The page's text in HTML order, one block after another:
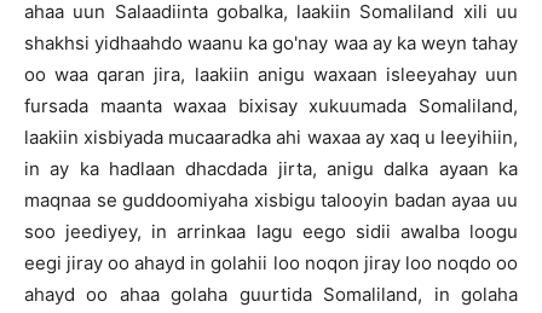
ahaa uun Salaadiinta gobalka, laakiin Somaliland xili uu
shakhsi yidhaahdo waanu ka go'nay waa ay ka weyn tahay
oo waa qaran jira, laakiin anigu waxaan isleeyahay uun
fursada maanta waxaa bixisay xukuumada Somaliland,
laakiin xisbiyada mucaaradka ahi waxaa ay xaq u leeyihiin,
in ay ka hadlaan dhacdada jirta, anigu dalka ayaan ka
maqnaa se guddoomiyaha xisbigu talooyin badan ayaa uu
soo jeediyey, in arrinkaa lagu eego sidii awalba loogu
eegi jiray oo ahayd in golahii loo noqon jiray loo noqdo oo
ahayd oo ahaa golaha guurtida Somaliland, in golaha